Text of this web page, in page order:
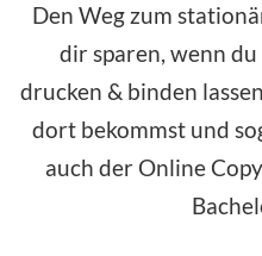
Den Weg zum
dir sparen, wenn
drucken & binden
dort bekommst und
auch der Online